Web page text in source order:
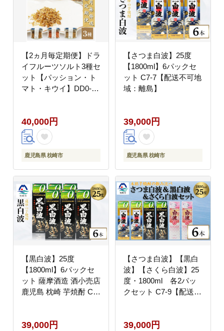
【2ヵ月毎定期便】ドラ
イフルーツソルト3種セ
ット【パッション・ト
マト・キウイ】DD0-
40,000円
鹿児島県 枕崎市
【さつま白波】25度
【1800ml】6パックセ
ット C7-7【配送不可地
域：離島】
39,000円
鹿児島県 枕崎市
【黒白波】25度
【1800ml】6パックセ
ット 薩摩酒造 酒小売店
鹿児島 枕崎 芋焼酎 C7-
39,000円
【さつま白波】【黒白
波】【さくら白波】25
度・1800ml 各2パッ
クセット C7-9【配送不
39,000円